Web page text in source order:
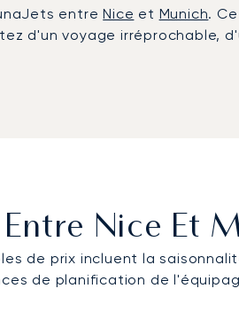
entreNice et Munich.
d'un voyage irréprochable,
Nice Et
de prix incluent la
de planification de